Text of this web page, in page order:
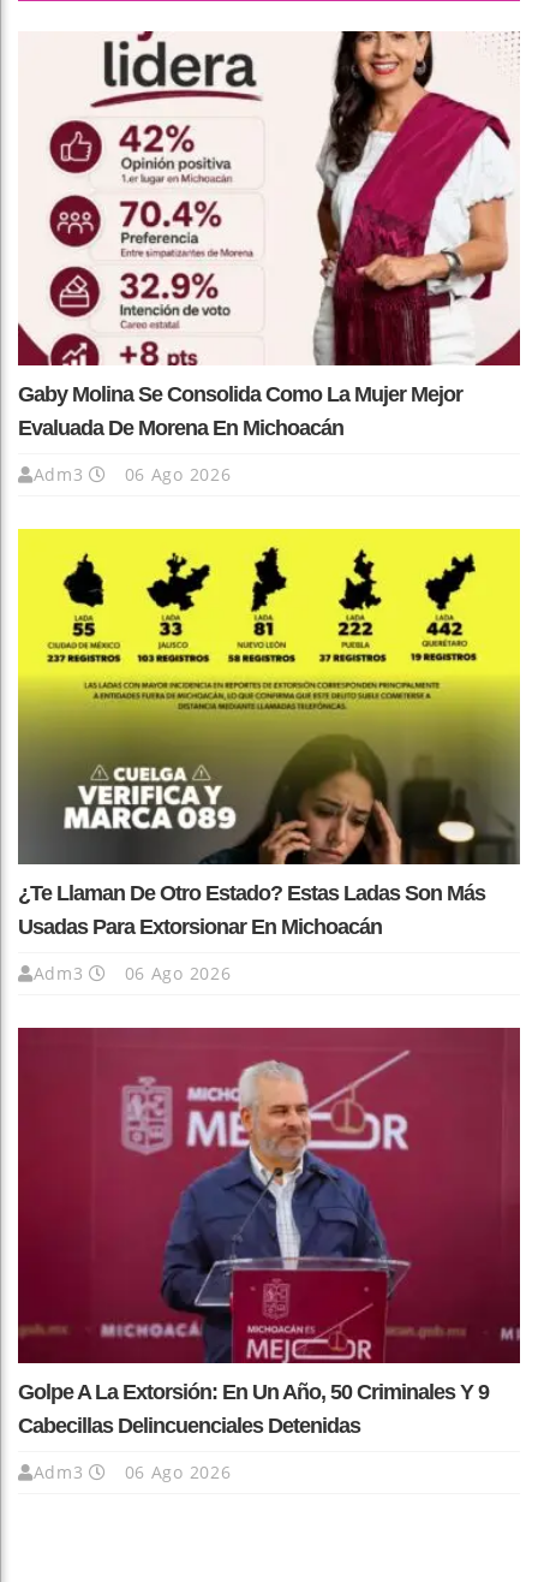
Gaby Molina Se Consolida Como La Mujer Mejor
Evaluada De Morena En Michoacán
Adm3 06 Ago 2026
¿Te Llaman De Otro Estado? Estas Ladas Son Más
Usadas Para Extorsionar En Michoacán
Adm3 06 Ago 2026
Golpe A La Extorsión: En Un Año, 50 Criminales Y 9
Cabecillas Delincuenciales Detenidas
Adm3 06 Ago 2026